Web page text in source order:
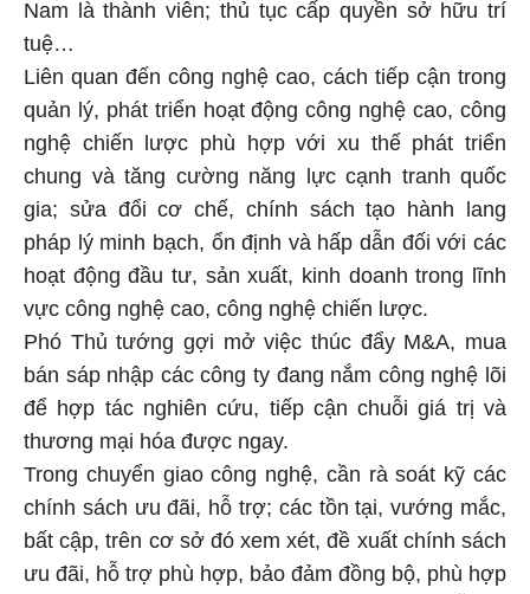
Nam là thành viên; thủ tục cấp quyền sở hữu trí
tuệ…
Liên quan đến công nghệ cao, cách tiếp cận trong
quản lý, phát triển hoạt động công nghệ cao, công
nghệ chiến lược phù hợp với xu thế phát triển
chung và tăng cường năng lực cạnh tranh quốc
gia; sửa đổi cơ chế, chính sách tạo hành lang
pháp lý minh bạch, ổn định và hấp dẫn đối với các
hoạt động đầu tư, sản xuất, kinh doanh trong lĩnh
vực công nghệ cao, công nghệ chiến lược.
Phó Thủ tướng gợi mở việc thúc đẩy M&A, mua
bán sáp nhập các công ty đang nắm công nghệ lõi
để hợp tác nghiên cứu, tiếp cận chuỗi giá trị và
thương mại hóa được ngay.
Trong chuyển giao công nghệ, cần rà soát kỹ các
chính sách ưu đãi, hỗ trợ; các tồn tại, vướng mắc,
bất cập, trên cơ sở đó xem xét, đề xuất chính sách
ưu đãi, hỗ trợ phù hợp, bảo đảm đồng bộ, phù hợp